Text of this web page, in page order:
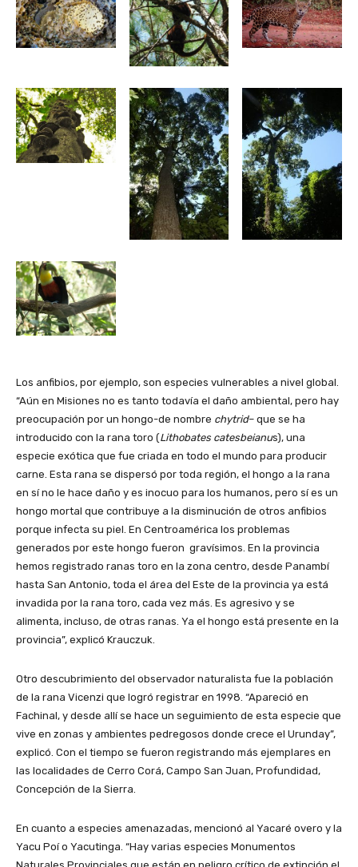
Los anfibios, por ejemplo, son especies vulnerables a nivel global.
“Aún en Misiones no es tanto todavía el daño ambiental, pero hay
preocupación por un hongo-de nombre chytrid– que se ha
introducido con la rana toro (Lithobates catesbeianus), una
especie exótica que fue criada en todo el mundo para producir
carne. Esta rana se dispersó por toda región, el hongo a la rana
en sí no le hace daño y es inocuo para los humanos, pero sí es un
hongo mortal que contribuye a la disminución de otros anfibios
porque infecta su piel. En Centroamérica los problemas
generados por este hongo fueron gravísimos. En la provincia
hemos registrado ranas toro en la zona centro, desde Panambí
hasta San Antonio, toda el área del Este de la provincia ya está
invadida por la rana toro, cada vez más. Es agresivo y se
alimenta, incluso, de otras ranas. Ya el hongo está presente en la
provincia”, explicó Krauczuk.
Otro descubrimiento del observador naturalista fue la población
de la rana Vicenzi que logró registrar en 1998. “Apareció en
Fachinal, y desde allí se hace un seguimiento de esta especie que
vive en zonas y ambientes pedregosos donde crece el Urunday”,
explicó. Con el tiempo se fueron registrando más ejemplares en
las localidades de Cerro Corá, Campo San Juan, Profundidad,
Concepción de la Sierra.
En cuanto a especies amenazadas, mencionó al Yacaré overo y la
Yacu Poí o Yacutinga. “Hay varias especies Monumentos